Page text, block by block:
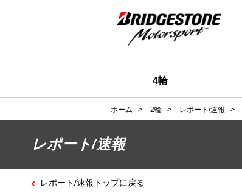
4輪
ホーム > 2輪 > レポート/速報 >
レポート/速報
レポート/速報トップに戻る